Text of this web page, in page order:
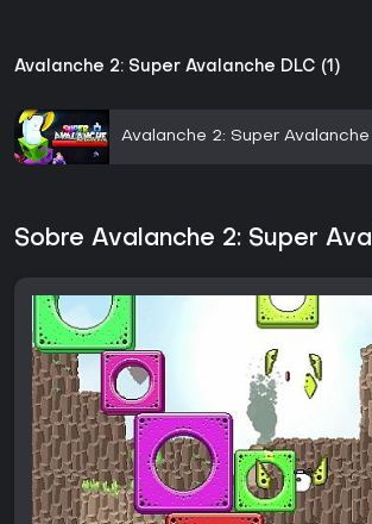
Avalanche 2: Super Avalanche DLC (1)
Avalanche 2: Super Avalanche
Sobre Avalanche 2: Super